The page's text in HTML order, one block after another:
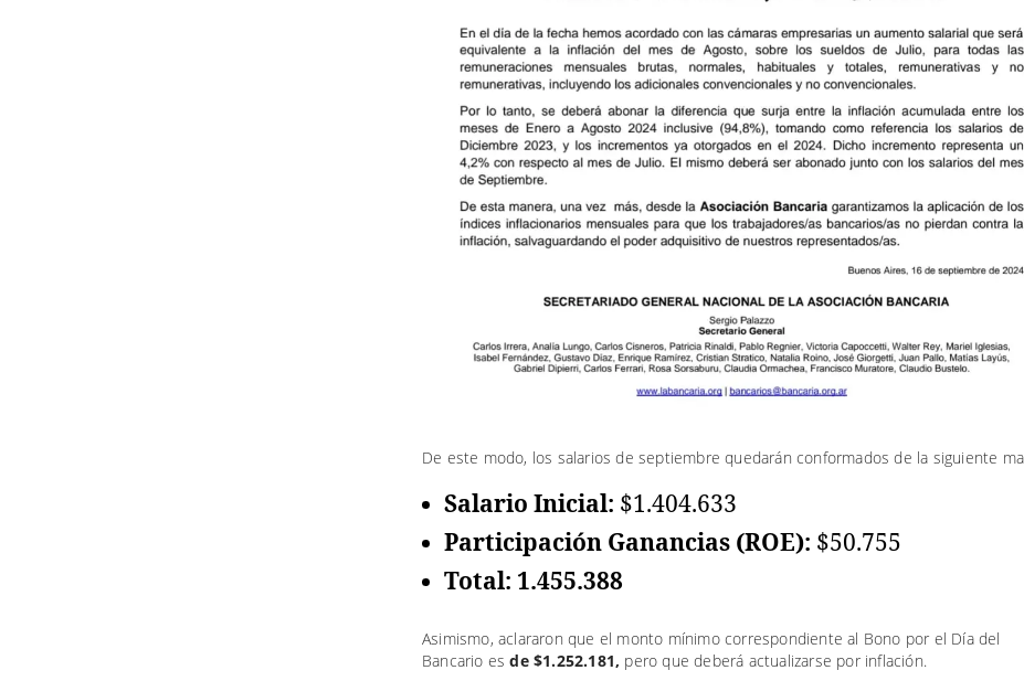
De este modo, los salarios de septiembre quedarán conformados de la siguiente
Salario Inicial: $1.404.633
Participación Ganancias (ROE): $50.755
Total: 1.455.388
Asimismo, aclararon que el monto mínimo correspondiente al Bono por el Día del
Bancario esde $1.252.181, pero que deberá actualizarse por inflación.